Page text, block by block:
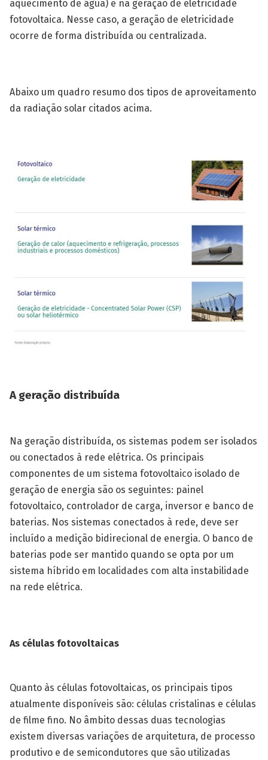
aquecimento de água) e na geração de eletricidade
fotovoltaica. Nesse caso, a geração de eletricidade
ocorre de forma distribuída ou centralizada.
Abaixo um quadro resumo dos tipos de aproveitamento
da radiação solar citados acima.
A geração distribuída
Na geração distribuída, os sistemas podem ser isolados
ou conectados à rede elétrica. Os principais
componentes de um sistema fotovoltaico isolado de
geração de energia são os seguintes: painel
fotovoltaico, controlador de carga, inversor e banco de
baterias. Nos sistemas conectados à rede, deve ser
incluído a medição bidirecional de energia. O banco de
baterias pode ser mantido quando se opta por um
sistema híbrido em localidades com alta instabilidade
na rede elétrica.
As células fotovoltaicas
Quanto às células fotovoltaicas, os principais tipos
atualmente disponíveis são: células cristalinas e células
de filme fino. No âmbito dessas duas tecnologias
existem diversas variações de arquitetura, de processo
produtivo e de semicondutores que são utilizadas